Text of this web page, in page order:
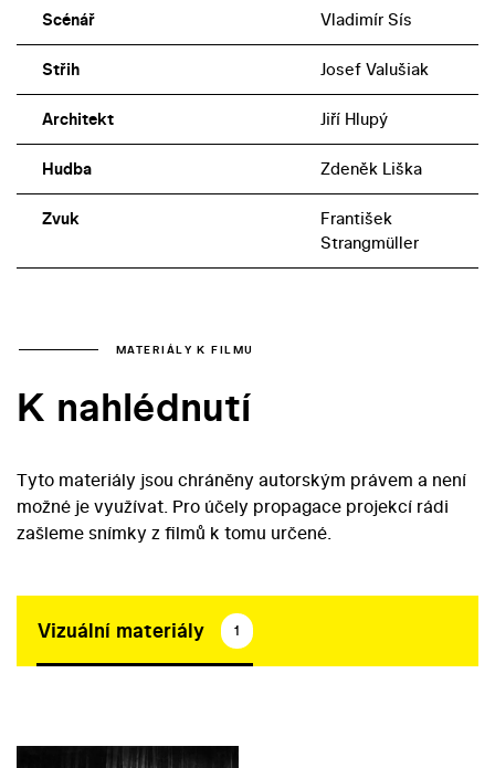
Scénář Vladimír Sís
Střih Josef Valušiak
Architekt Jiří Hlupý
Hudba Zdeněk Liška
Zvuk
František
Strangmüller
MATERIÁLY K FILMU
K nahlédnutí
Tyto materiály jsou chráněny autorským právem a není
možné je využívat. Pro účely propagace projekcí rádi
zašleme snímky z filmů k tomu určené.
Vizuální materiály 1